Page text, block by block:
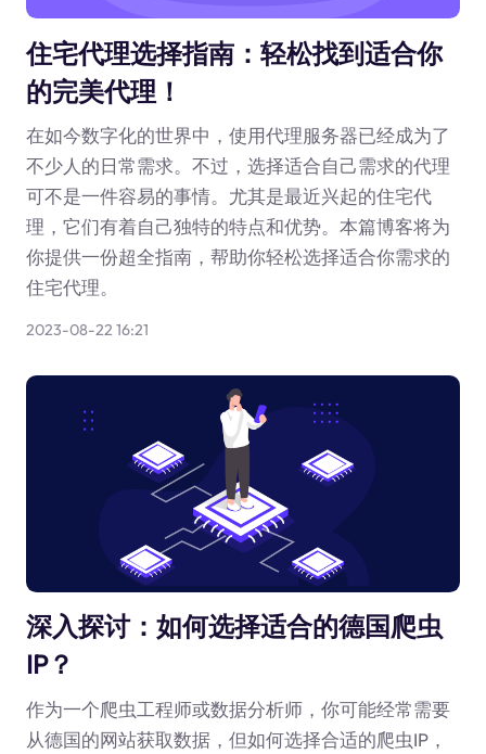
住宅代理选择指南：轻松找到适合你
的完美代理！
在如今数字化的世界中，使用代理服务器已经成为了
不少人的日常需求。不过，选择适合自己需求的代理
可不是一件容易的事情。尤其是最近兴起的住宅代
理，它们有着自己独特的特点和优势。本篇博客将为
你提供一份超全指南，帮助你轻松选择适合你需求的
住宅代理。
2023-08-22 16:21
深入探讨：如何选择适合的德国爬虫
IP？
作为一个爬虫工程师或数据分析师，你可能经常需要
从德国的网站获取数据，但如何选择合适的爬虫IP，